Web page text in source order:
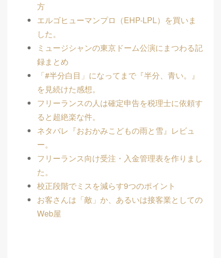
方
エルゴヒューマンプロ（EHP-LPL）を買いま
した。
ミュージシャンの東京ドーム公演にまつわる記
録まとめ
「#半分白目」になってまで『半分、青い。』
を見続けた感想。
フリーランスの人は確定申告を税理士に依頼す
ると超絶楽な件。
ネタバレ『おおかみこどもの雨と雪』レビュ
ー。
フリーランス向け受注・入金管理表を作りまし
た。
校正段階でミスを減らす9つのポイント
お客さんは「敵」か、あるいは接客業としての
Web屋